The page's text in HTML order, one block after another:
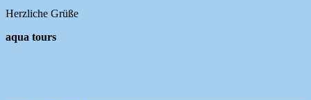
Herzliche Grüße
aqua tours